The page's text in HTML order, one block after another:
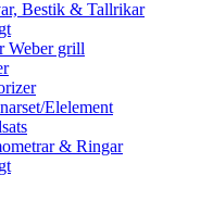
Bestik & Tallrikar
Weber grill
Elelement
& Ringar